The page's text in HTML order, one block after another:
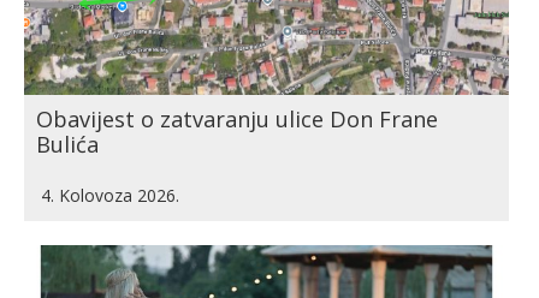
Obavijest o zatvaranju ulice Don Frane
Bulića
4. Kolovoza 2026.